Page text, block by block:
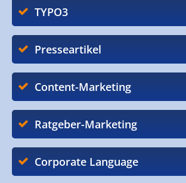
TYPO3
Presseartikel
Content-Marketing
Ratgeber-Marketing
Corporate Language